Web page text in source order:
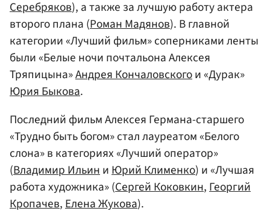
Серебряков), а также за лучшую работу актера
второго плана (Роман Мадянов). В главной
категории «Лучший фильм» соперниками ленты
были «Белые ночи почтальона Алексея
Тряпицына»Андрея Кончаловскогои «Дурак»
Юрия Быкова.
Последний фильм Алексея Германа-старшего
«Трудно быть богом» стал лауреатом «Белого
слона» в категориях «Лучший оператор»
(Владимир ИльиниЮрий Клименко) и «Лучшая
работа художника» (Сергей Коковкин,Георгий
Кропачев,Елена Жукова).